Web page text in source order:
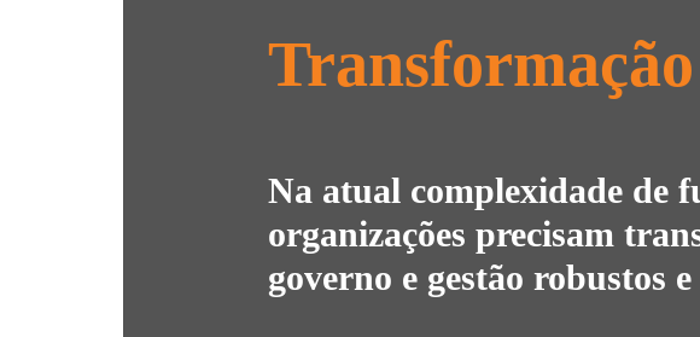
Na atual complexidade de
organizações precisam
governo e gestão robustos e